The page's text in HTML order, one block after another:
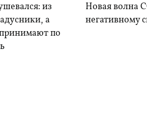
из
а
по
Новая волна
негативному